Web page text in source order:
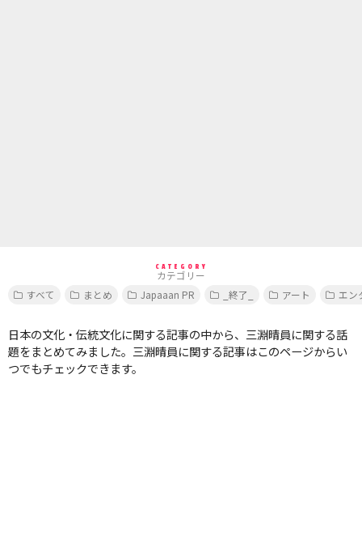
CATEGORY
カテゴリー
すべて
まとめ Japaaan PR _終了_ アート エン
日本の文化・伝統文化に関する記事の中から、三淵晴員に関する話
題をまとめてみました。三淵晴員に関する記事はこのページからい
つでもチェックできます。